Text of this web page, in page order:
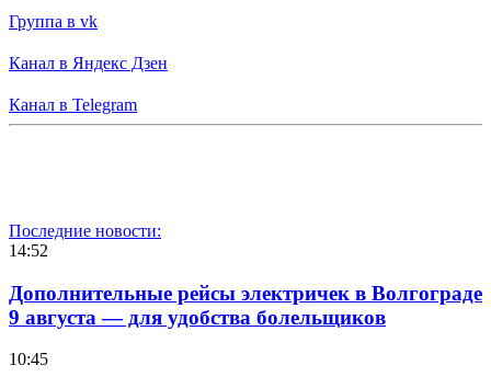
Группа в vk
Канал в Яндекс Дзен
Канал в Telegram
Последние новости:
14:52
Дополнительные рейсы электричек в Волгограде
9 августа — для удобства болельщиков
10:45